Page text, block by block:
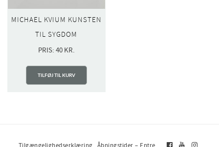
MICHAEL KVIUM KUNSTEN
TIL SYGDOM
PRIS: 40 KR.
TILFØJ TIL KURV
Tilgængelighedserklæring Åbningstider – Entre